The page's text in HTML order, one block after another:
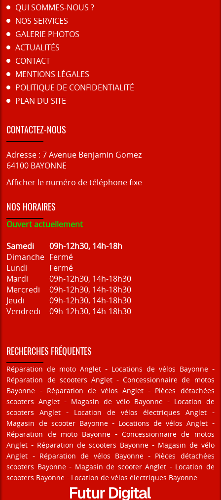
QUI SOMMES-NOUS ?
NOS SERVICES
GALERIE PHOTOS
ACTUALITÉS
CONTACT
MENTIONS LÉGALES
POLITIQUE DE CONFIDENTIALITÉ
PLAN DU SITE
CONTACTEZ-NOUS
Adresse :7 Avenue Benjamin Gomez
64100 BAYONNE
Afficher le numéro de téléphone fixe
NOS HORAIRES
Ouvert actuellement
Samedi
09h-12h30, 14h-18h
Dimanche Fermé
Lundi
Fermé
Mardi
09h-12h30, 14h-18h30
Mercredi
09h-12h30, 14h-18h30
Jeudi
09h-12h30, 14h-18h30
Vendredi
09h-12h30, 14h-18h30
RECHERCHES FRÉQUENTES
Réparation de moto Anglet
Locations de vélos Bayonne
Réparation de scooters Anglet
Concessionnaire de motos
Bayonne
Réparation de vélos Anglet
Pièces détachées
scooters Anglet
Magasin de vélo Bayonne
Location de
scooters Anglet
Location de vélos électriques Anglet
Magasin de scooter Bayonne
Locations de vélos Anglet
Réparation de moto Bayonne
Concessionnaire de motos
Anglet
Réparation de scooters Bayonne
Magasin de vélo
Anglet
Réparation de vélos Bayonne
Pièces détachées
scooters Bayonne
Magasin de scooter Anglet
Location de
scooters Bayonne
Location de vélos électriques Bayonne